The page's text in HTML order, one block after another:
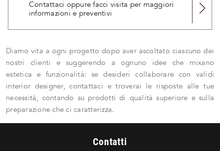
Contattaci oppure facci visita per maggiori
informazioni e preventivi
Diamo vita a ogni progetto dopo aver ascoltato ciascuno dei
nostri clienti e suggerendo a ognuno idee che mixano
estetica e funzionalità: se desideri collaborare con validi
interior designer, contattaci e troverai le risposte alle tue
necessità, contando su prodotti di qualità superiore e sulla
preparazione che ci caratterizza.
Contatti